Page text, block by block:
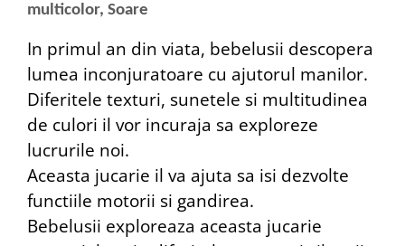
multicolor, Soare
In primul an din viata, bebelusii descopera
lumea inconjuratoare cu ajutorul manilor.
Diferitele texturi, sunetele si multitudinea
de culori il vor incuraja sa exploreze
lucrurile noi.
Aceasta jucarie il va ajuta sa isi dezvolte
functiile motorii si gandirea.
Bebelusii exploreaza aceasta jucarie